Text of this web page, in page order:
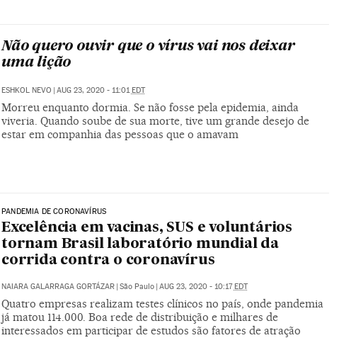
Não quero ouvir que o vírus vai nos deixar
uma lição
ESHKOL NEVO | AUG 23, 2020 - 11:01EDT
Morreu enquanto dormia. Se não fosse pela epidemia, ainda
viveria. Quando soube de sua morte, tive um grande desejo de
estar em companhia das pessoas que o amavam
PANDEMIA DE CORONAVÍRUS
Excelência em vacinas, SUS e voluntários
tornam Brasil laboratório mundial da
corrida contra o coronavírus
NAIARA GALARRAGA GORTÁZAR São Paulo AUG 23, 2020 - 10:17 EDT
Quatro empresas realizam testes clínicos no país, onde pandemia
já matou 114.000. Boa rede de distribuição e milhares de
interessados em participar de estudos são fatores de atração